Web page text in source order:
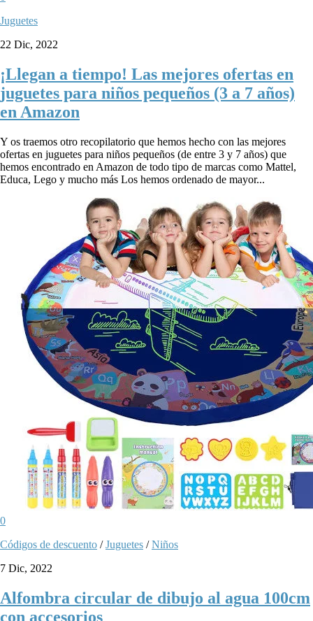
Juguetes
22 Dic, 2022
¡Llegan a tiempo! Las mejores ofertas en
juguetes para niños pequeños (3 a 7 años)
en Amazon
Y os traemos otro recopilatorio que hemos hecho con las mejores
ofertas en juguetes para niños pequeños (de entre 3 y 7 años) que
hemos encontrado en Amazon de todo tipo de marcas como Mattel,
Educa, Lego y mucho más Los hemos ordenado de mayor...
0
Códigos de descuento /Juguetes /Niños
7 Dic, 2022
Alfombra circular de dibujo al agua 100cm
con accesorios